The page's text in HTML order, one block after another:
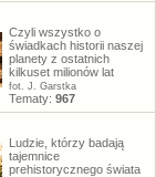
Czyli wszystko o
świadkach historii naszej
planety z ostatnich
kilkuset milionów lat
fot. J. Garstka
Tematy: 967
Ludzie, którzy badają
tajemnice
prehistorycznego świata